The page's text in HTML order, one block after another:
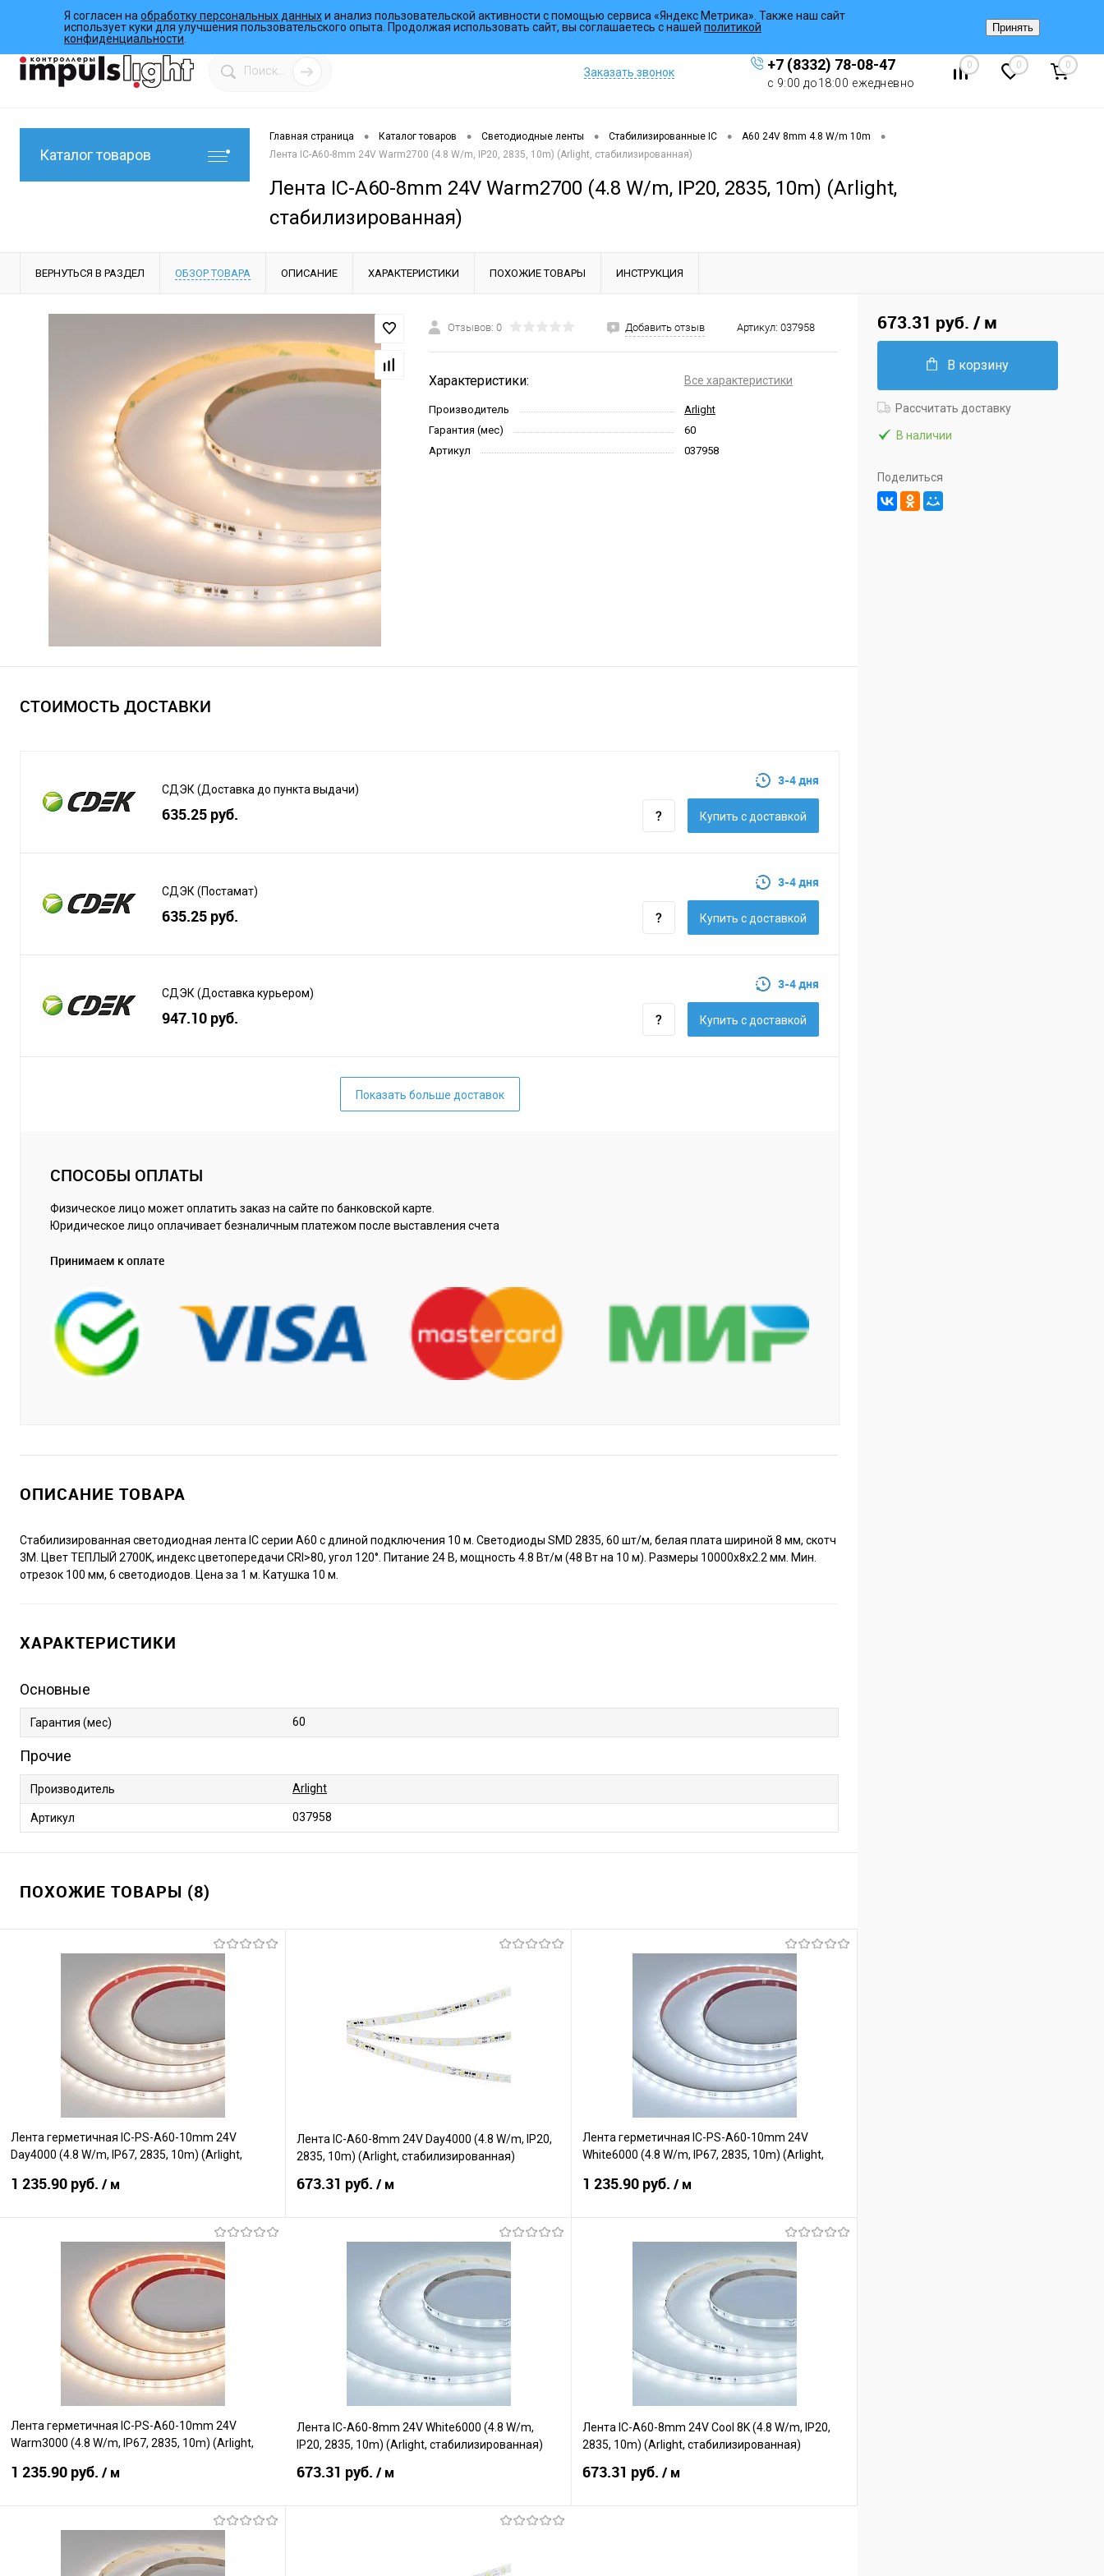
О компании Инструкции Работы Программы Коллекции Услуги Регистрация
Заказать звонок +7 (8332) 78-08-47
с 9:00 до18:00 ежедневно
0 0 0
Каталог товаров
Главная страница • Каталог товаров • Светодиодные ленты • Стабилизированные IC • A60 24V 8mm 4.8 W/m 10m •
Лента IC-A60-8mm 24V Warm2700 (4.8 W/m, IP20, 2835, 10m) (Arlight, стабилизированная)
Лента IC-A60-8mm 24V Warm2700 (4.8 W/m, IP20, 2835, 10m) (Arlight,
стабилизированная)
ВЕРНУТЬСЯ В РАЗДЕЛ ОБЗОР ТОВАРА ОПИСАНИЕ ХАРАКТЕРИСТИКИ ПОХОЖИЕ ТОВАРЫ ИНСТРУКЦИЯ
Отзывов: 0 Добавить отзыв Артикул: 037958
Характеристики: Все характеристики
Производитель
Arlight
Гарантия (мес)
60
Артикул
037958
СТОИМОСТЬ ДОСТАВКИ
СДЭК (Доставка до пункта выдачи)
635.25 руб.
3-4 дня
Купить c доставкой
СДЭК (Постамат)
635.25 руб.
3-4 дня
Купить c доставкой
СДЭК (Доставка курьером)
947.10 руб.
3-4 дня
Купить c доставкой
Показать больше доставок
СПОСОБЫ ОПЛАТЫ
Физическое лицо может оплатить заказ на сайте по банковской карте.
Юридическое лицо оплачивает безналичным платежом после выставления счета
Принимаем к оплате
ОПИСАНИЕ ТОВАРА
Стабилизированная светодиодная лента IC серии A60 с длиной подключения 10 м. Светодиоды SMD 2835, 60 шт/м, белая плата шириной 8 мм, скотч
3M. Цвет ТЕПЛЫЙ 2700K, индекс цветопередачи CRI>80, угол 120°. Питание 24 В, мощность 4.8 Вт/м (48 Вт на 10 м). Размеры 10000х8х2.2 мм. Мин.
отрезок 100 мм, 6 светодиодов. Цена за 1 м. Катушка 10 м.
ХАРАКТЕРИСТИКИ
Основные
Гарантия (мес) 60
Прочие
Производитель Arlight
Артикул 037958
ПОХОЖИЕ ТОВАРЫ (8)
Лента герметичная IC-PS-A60-10mm 24V
Day4000 (4.8 W/m, IP67, 2835, 10m) (Arlight,
1 235.90 руб. / м
В корзину
Сравнение
В избранное
В наличии
Лента IC-A60-8mm 24V Day4000 (4.8 W/m, IP20,
2835, 10m) (Arlight, стабилизированная)
673.31 руб. / м
В корзину
В наличии
Лента герметичная IC-PS-A60-10mm 24V
White6000 (4.8 W/m, IP67, 2835, 10m) (Arlight,
1 235.90 руб. / м
В корзину
В наличии
Лента герметичная IC-PS-A60-10mm 24V
Warm3000 (4.8 W/m, IP67, 2835, 10m) (Arlight,
1 235.90 руб. / м
В корзину
Лента IC-A60-8mm 24V White6000 (4.8 W/m,
IP20, 2835, 10m) (Arlight, стабилизированная)
673.31 руб. / м
Лента IC-A60-8mm 24V Cool 8K (4.8 W/m, IP20,
2835, 10m) (Arlight, стабилизированная)
673.31 руб. / м
673.31 руб. / м
В корзину
Рассчитать доставку
В наличии
Поделиться
Я согласен на обработку персональных данныхи анализ пользовательской активности с помощью сервиса «Яндекс Метрика». Также наш сайт
использует куки для улучшения пользовательского опыта. Продолжая использовать сайт, вы соглашаетесь с нашей политикой
конфиденциальности
Принять